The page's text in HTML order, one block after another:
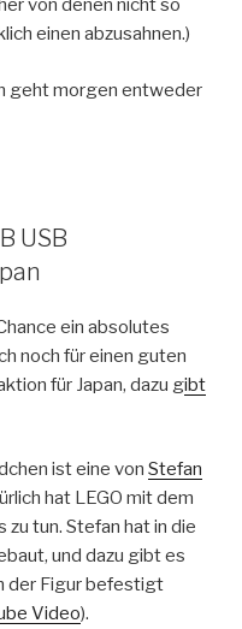
von denen nicht so
einen abzusahnen.)
geht morgen entweder
USB
ein absolutes
noch für einen guten
für Japan, dazu gibt
ist eine von Stefan
hat LEGO mit dem
zu tun. Stefan hat in die
und dazu gibt es
der Figur befestigt
Video).